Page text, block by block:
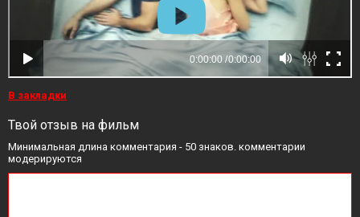
В закладки
Твой отзыв на фильм
Минимальная длина комментария - 50 знаков. комментарии
модерируются